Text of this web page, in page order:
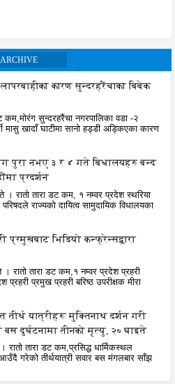
ARCHIVE
कारण सुन्दरहरैंचाका बिबेक
कम,मोरंग सुन्दरहरैंचा नगरपालिका वडा -२
मासु खादाँ घाटीमा सानो हड्डी अड्किएका कारण
पुरा नभए ३ र ४ गते बिधालयहरु बन्द
प्रदर्शन
। रातो तारा डट कम, १ नम्वर प्रदेश स्थरिया
परिषदले राज्यको दायित्व सामुदायिक विधालयका
प्रमुखबाट भिडियो कन्फ्रेन्सद्वारा
। रातो तारा डट कम,१ नम्वर प्रदेश प्रहरी
प्रहरी प्रमुख प्रहरी बरिष्ठ उपरीक्षक मीरा
यात्रीहरू मुक्तिनाथ दर्शन गरी
दुर्घटनामा तीनको मृत्यु, २० घाइते
तारा डट कम,प्रसिद्ध धार्मिकस्थल
गरेको तीर्थयात्री सवार बस मंगलबार साँझ